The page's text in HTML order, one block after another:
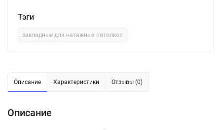
Тэги
закладные для натяжных потолков
Описание Характеристики Отзывы (0)
Описание